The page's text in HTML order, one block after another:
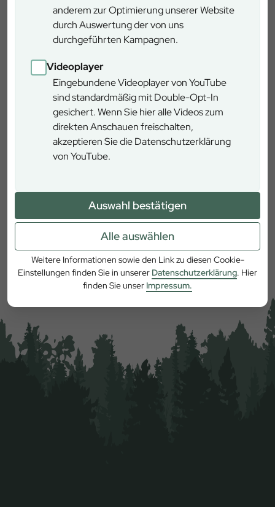
anderem zur Optimierung unserer Website
durch Auswertung der von uns
durchgeführten Kampagnen.
Videoplayer
Eingebundene Videoplayer von YouTube
sind standardmäßig mit Double-Opt-In
gesichert. Wenn Sie hier alle Videos zum
direkten Anschauen freischalten,
akzeptieren Sie die Datenschutzerklärung
von YouTube.
Auswahl bestätigen
Alle auswählen
Weitere Informationen sowie den Link zu diesen Cookie-
Einstellungen finden Sie in unserer Datenschutzerklärung. Hier
finden Sie unser Impressum.
Zubereitung Sauce
Zum Video auf YouTube